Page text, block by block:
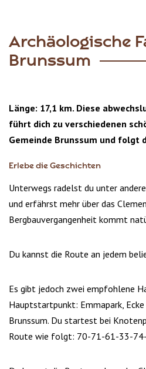
Archäologische
Brunssum
Länge: 17,1 km. Diese
führt dich zu verschiedenen
Gemeinde Brunssum und folgt
Erlebe die Geschichten
Unterwegs radelst du unter
und erfährst mehr über das
Bergbauvergangenheit kommt
Du kannst die Route an jedem
Es gibt jedoch zwei empfohlene
Hauptstartpunkt: Emmapark,
Brunssum. Du startest bei
Route wie folgt: 70-71-61-33-